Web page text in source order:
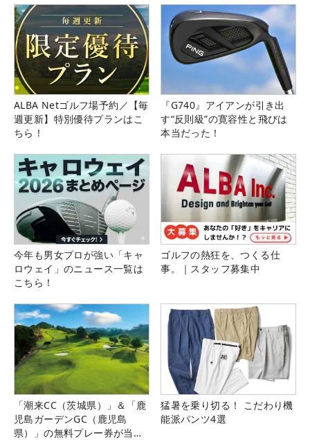
ALBA Netゴルフ場予約／【毎
週更新】特別優待プランはこ
ちら！
『G740』アイアンが引き出
す“反則級”の寛容性と飛びは
本当だった！
今年も男女プロが強い「キャ
ロウェイ」のニュース一覧は
こちら！
ゴルフの熱狂を、つくる仕
事。｜スタッフ募集中
「潮来CC（茨城県）」＆「鹿
児島ガーデンGC（鹿児島
県）」の無料プレー券が当た
猛暑を乗り切る！ こだわり機
能派パンツ4選